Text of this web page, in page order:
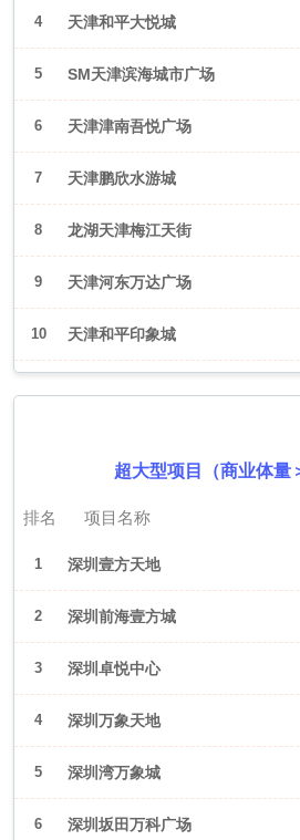
4 天津和平大悦城
5 SM天津滨海城市广场
6 天津津南吾悦广场
7 天津鹏欣水游城
8 龙湖天津梅江天街
9 天津河东万达广场
10 天津和平印象城
超大型项目（商业体量
排名 项目名称
1 深圳壹方天地
2 深圳前海壹方城
3 深圳卓悦中心
4 深圳万象天地
5 深圳湾万象城
6 深圳坂田万科广场